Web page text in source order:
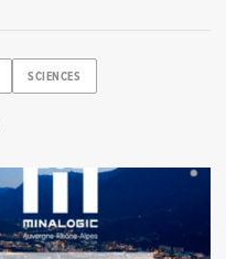
SCIENCES